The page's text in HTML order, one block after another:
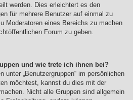
werden. Dies erleichtert es den
für mehrere Benutzer auf einmal zu
Moderatoren eines Bereichs zu machen
Forum zu geben.
und wie trete ich ihnen bei?
unter „Benutzergruppen“ im persönlichen
möchtest, kannst du dies mit der
Nicht alle Gruppen sind allgemein